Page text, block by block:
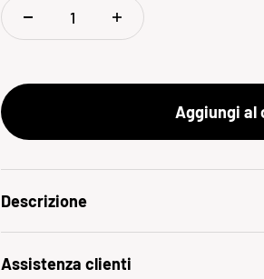
Aggiungi al
Descrizione
Assistenza clienti